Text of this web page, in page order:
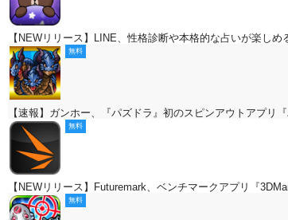
【NEWリリース】LINE、性格診断や本格的な占いが楽し
無料
【速報】ガンホー、『パズドラ』初のスピンアウトアプリ
無料
【NEWリリース】Futuremark、ベンチマークアプリ『
無料